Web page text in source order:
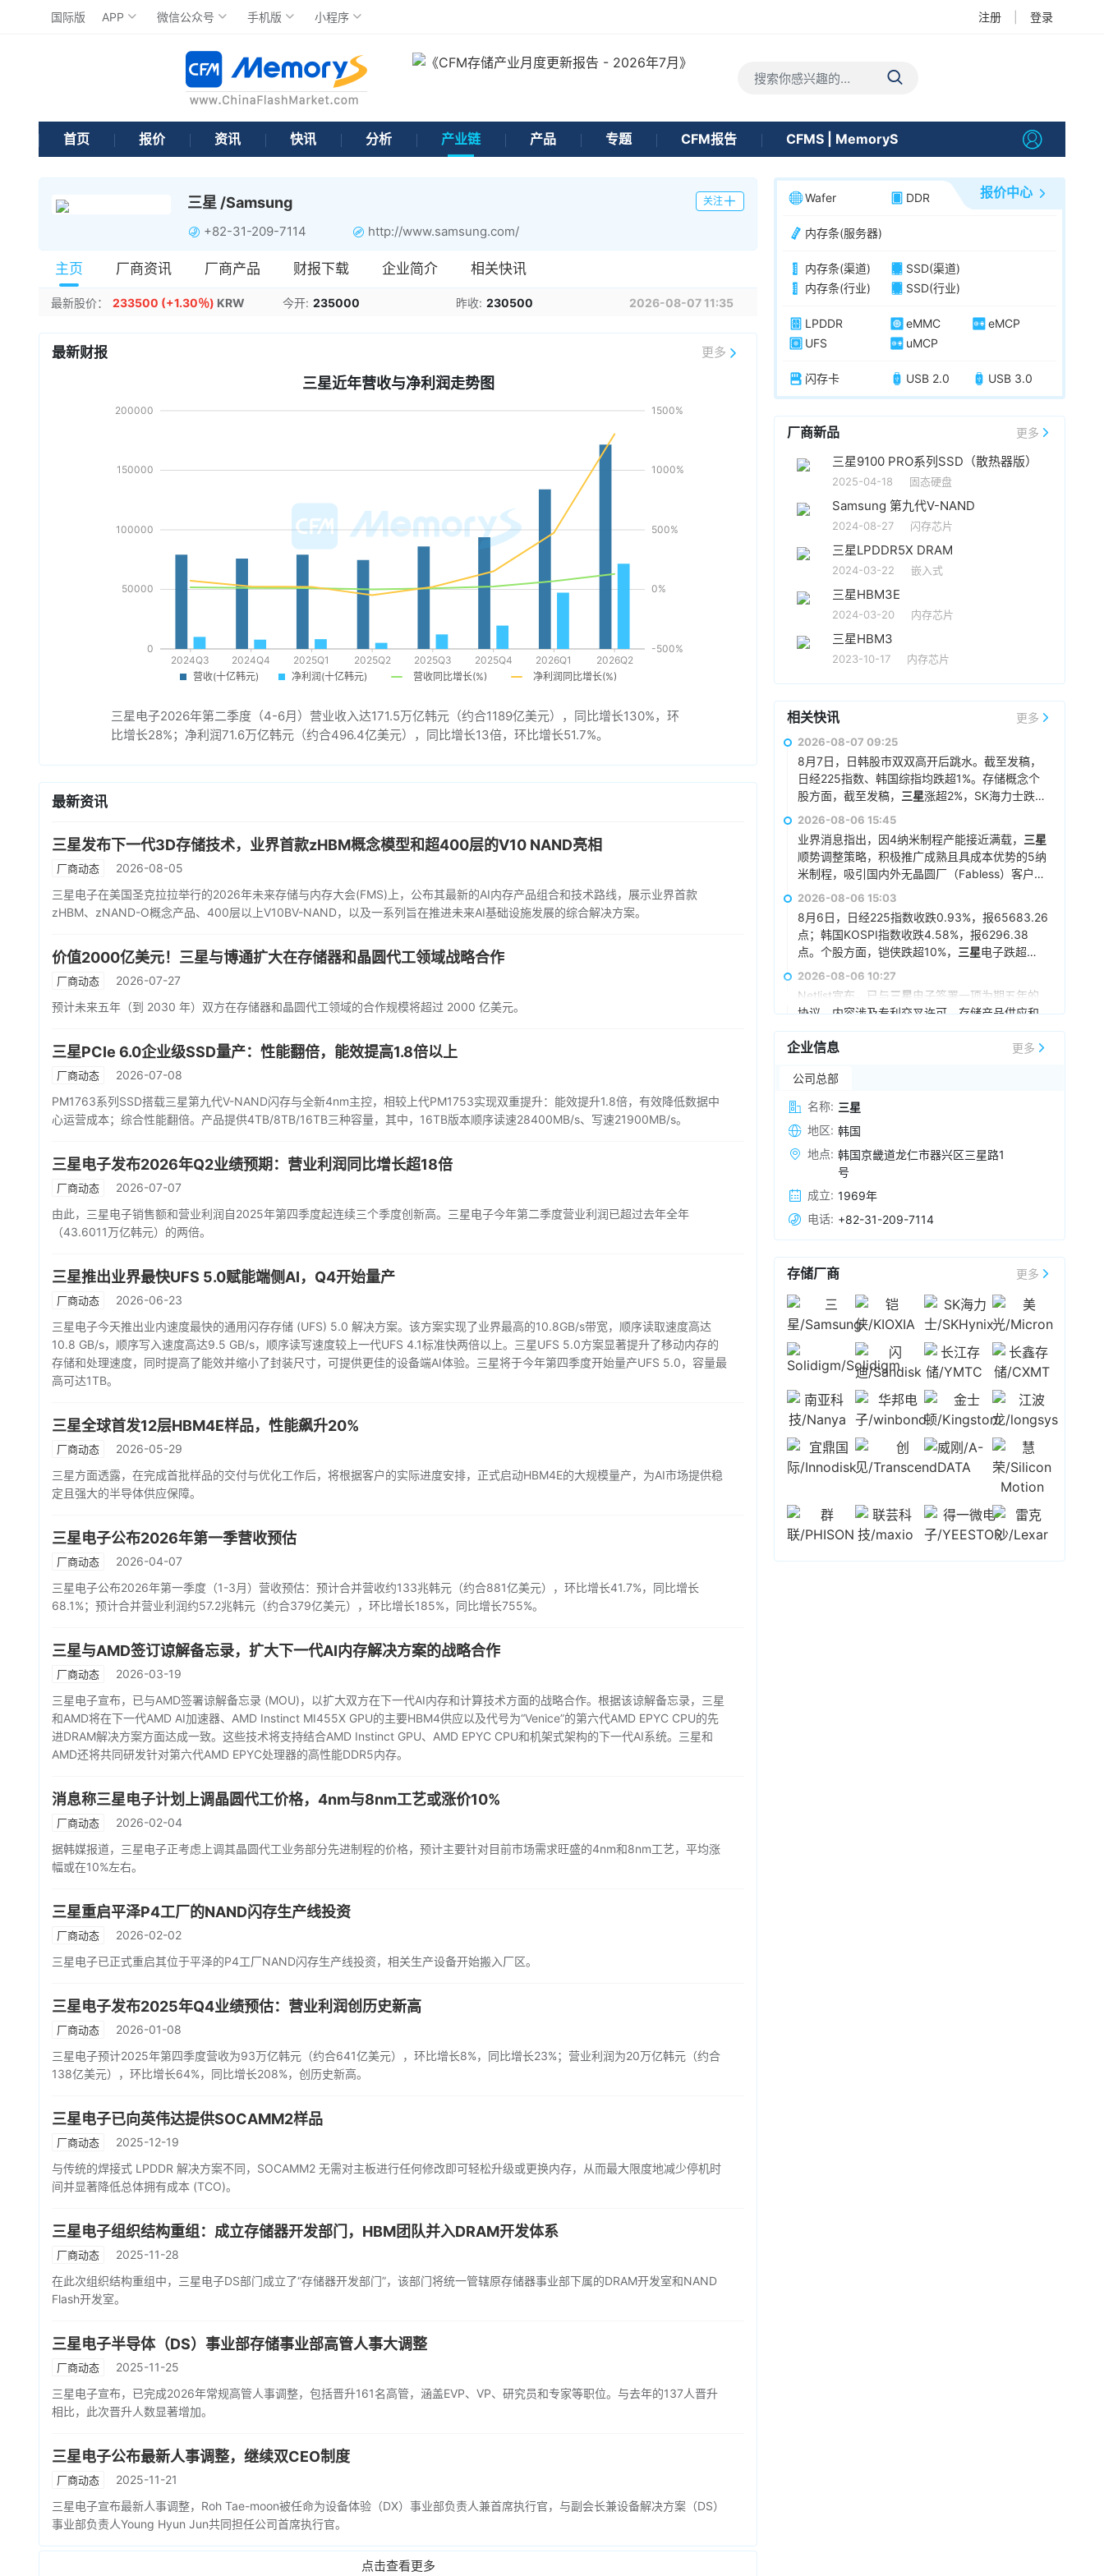
国际版 APP 微信公众号 手机版 小程序 注册 登录
首页 报价 资讯 快讯 分析 产业链 产品 专题 CFM报告 CFMS | MemoryS
三星 /Samsung 关注
+82-31-209-7114 http://www.samsung.com/
主页 厂商资讯 厂商产品 财报下载 企业简介 相关快讯
最新股价： 233500 (+1.30％) KRW 今开: 235000 昨收: 230500 2026-08-07 11:35
最新财报 更多
三星近年营收与净利润走势图
三星电子2026年第二季度（4-6月）营业收入达171.5万亿韩元（约合1189亿美元），同比增长130%，环
比增长28%；净利润71.6万亿韩元（约合496.4亿美元），同比增长13倍，环比增长51.7%。
最新资讯
三星发布下一代3D存储技术，业界首款zHBM概念模型和超400层的V10 NAND亮相
厂商动态
2026-08-05
三星电子在美国圣克拉拉举行的2026年未来存储与内存大会(FMS)上，公布其最新的AI内存产品组合和技术路线，展示业界首款
zHBM、zNAND-O概念产品、400层以上V10BV-NAND，以及一系列旨在推进未来AI基础设施发展的综合解决方案。
价值2000亿美元！三星与博通扩大在存储器和晶圆代工领域战略合作
厂商动态
2026-07-27
预计未来五年（到 2030 年）双方在存储器和晶圆代工领域的合作规模将超过 2000 亿美元。
三星PCIe 6.0企业级SSD量产：性能翻倍，能效提高1.8倍以上
厂商动态
2026-07-08
PM1763系列SSD搭载三星第九代V-NAND闪存与全新4nm主控，相较上代PM1753实现双重提升：能效提升1.8倍，有效降低数据中
心运营成本；综合性能翻倍。产品提供4TB/8TB/16TB三种容量，其中，16TB版本顺序读速28400MB/s、写速21900MB/s。
三星电子发布2026年Q2业绩预期：营业利润同比增长超18倍
厂商动态
2026-07-07
由此，三星电子销售额和营业利润自2025年第四季度起连续三个季度创新高。三星电子今年第二季度营业利润已超过去年全年
（43.6011万亿韩元）的两倍。
三星推出业界最快UFS 5.0赋能端侧AI，Q4开始量产
厂商动态
2026-06-23
三星电子今天推出业内速度最快的通用闪存存储 (UFS) 5.0 解决方案。该方案实现了业界最高的10.8GB/s带宽，顺序读取速度高达
10.8 GB/s，顺序写入速度高达9.5 GB/s，顺序读写速度较上一代UFS 4.1标准快两倍以上。三星UFS 5.0方案显著提升了移动内存的
存储和处理速度，同时提高了能效并缩小了封装尺寸，可提供更佳的设备端AI体验。三星将于今年第四季度开始量产UFS 5.0，容量最
高可达1TB。
三星全球首发12层HBM4E样品，性能飙升20%
厂商动态
2026-05-29
三星方面透露，在完成首批样品的交付与优化工作后，将根据客户的实际进度安排，正式启动HBM4E的大规模量产，为AI市场提供稳
定且强大的半导体供应保障。
三星电子公布2026年第一季营收预估
厂商动态
2026-04-07
三星电子公布2026年第一季度（1-3月）营收预估：预计合并营收约133兆韩元（约合881亿美元），环比增长41.7%，同比增长
68.1%；预计合并营业利润约57.2兆韩元（约合379亿美元），环比增长185%，同比增长755%。
三星与AMD签订谅解备忘录，扩大下一代AI内存解决方案的战略合作
厂商动态
2026-03-19
三星电子宣布，已与AMD签署谅解备忘录 (MOU)，以扩大双方在下一代AI内存和计算技术方面的战略合作。根据该谅解备忘录，三星
和AMD将在下一代AMD AI加速器、AMD Instinct MI455X GPU的主要HBM4供应以及代号为“Venice”的第六代AMD EPYC CPU的先
进DRAM解决方案方面达成一致。这些技术将支持结合AMD Instinct GPU、AMD EPYC CPU和机架式架构的下一代AI系统。三星和
AMD还将共同研发针对第六代AMD EPYC处理器的高性能DDR5内存。
消息称三星电子计划上调晶圆代工价格，4nm与8nm工艺或涨价10%
厂商动态
2026-02-04
据韩媒报道，三星电子正考虑上调其晶圆代工业务部分先进制程的价格，预计主要针对目前市场需求旺盛的4nm和8nm工艺，平均涨
幅或在10%左右。
三星重启平泽P4工厂的NAND闪存生产线投资
厂商动态
2026-02-02
三星电子已正式重启其位于平泽的P4工厂NAND闪存生产线投资，相关生产设备开始搬入厂区。
三星电子发布2025年Q4业绩预估：营业利润创历史新高
厂商动态
2026-01-08
三星电子预计2025年第四季度营收为93万亿韩元（约合641亿美元），环比增长8%，同比增长23%；营业利润为20万亿韩元（约合
138亿美元），环比增长64%，同比增长208%，创历史新高。
三星电子已向英伟达提供SOCAMM2样品
厂商动态
2025-12-19
与传统的焊接式 LPDDR 解决方案不同，SOCAMM2 无需对主板进行任何修改即可轻松升级或更换内存，从而最大限度地减少停机时
间并显著降低总体拥有成本 (TCO)。
三星电子组织结构重组：成立存储器开发部门，HBM团队并入DRAM开发体系
厂商动态
2025-11-28
在此次组织结构重组中，三星电子DS部门成立了“存储器开发部门”，该部门将统一管辖原存储器事业部下属的DRAM开发室和NAND
Flash开发室。
三星电子半导体（DS）事业部存储事业部高管人事大调整
厂商动态
2025-11-25
三星电子宣布，已完成2026年常规高管人事调整，包括晋升161名高管，涵盖EVP、VP、研究员和专家等职位。与去年的137人晋升
相比，此次晋升人数显著增加。
三星电子公布最新人事调整，继续双CEO制度
厂商动态
2025-11-21
三星电子宣布最新人事调整，Roh Tae-moon被任命为设备体验（DX）事业部负责人兼首席执行官，与副会长兼设备解决方案（DS）
事业部负责人Young Hyun Jun共同担任公司首席执行官。
点击查看更多
报价中心
Wafer DDR
内存条(服务器)
内存条(渠道)
SSD(渠道)
内存条(行业)
SSD(行业)
LPDDR eMMC
eMCP
UFS
uMCP
闪存卡 USB 2.0 USB 3.0
厂商新品 更多
三星9100 PRO系列SSD（散热器版）
2025-04-18 固态硬盘
Samsung 第九代V-NAND
2024-08-27 闪存芯片
三星LPDDR5X DRAM
2024-03-22 嵌入式
三星HBM3E
2024-03-20 内存芯片
三星HBM3
2023-10-17 内存芯片
相关快讯 更多
2026-08-07 09:25
8月7日，日韩股市双双高开后跳水。截至发稿，
日经225指数、韩国综指均跌超1%。存储概念个
股方面，截至发稿， 三星涨超2%，SK海力士跌超
1%，铠侠跌超6%。
2026-08-06 15:45
业界消息指出，因4纳米制程产能接近满载， 三星
顺势调整策略，积极推广成熟且具成本优势的5纳
米制程，吸引国内外无晶圆厂（Fabless）客户采
用。据悉，4nm产线的高利用率主要归功于
于5nm制程同样适用于高性能服务器芯片的制
造，海外无晶圆厂公司的授权协议持续签署，近
三、四个月以来，客户对5纳米制程的需求显著增
加。
2026-08-06 15:03
8月6日，日经225指数收跌0.93%，报65683.26
点；韩国KOSPI指数收跌4.58%，报6296.38
点。个股方面，铠侠跌超10%， 三星电子跌超
6%，SK海力士跌超10%。
2026-08-06 10:27
Netlist宣布，已与 三星 电子签署一项为期五年的
协议，内容涉及专利交叉许可、存储产品供应和
技术合作。根据这项协议，三星电子可以利用
Netlist的全部专利组合，包括服务器双列直插式
术。两家公司已同意解决所有未决的法律纠纷，
并相互放弃相关索赔和法律责任。
Netlist支付2.39 亿美元预付授权费，以及从今年
第三季度到 2031 年第二季度的 20 个季度（5
年）内，每季度支付最高 3290 万美元的季度许
可费，该费用与
2026-08-05 18:47
据韩国媒体报道，苹果近期考虑将长鑫存储纳入
能设备的制造成本压力。然而，双方在移动
DRAM（如LPDDR5X）的降价谈判中陷入僵局。
态其内存采购报价将坚持与三星电子和SK海力士
相近或更高。
2026-08-05 11:15
据韩媒报道，韩国股东权益组织8月5日表示，其
三星电子和SK海力士高管薪酬协议提出的举
织于7月22日向韩国国家调查本部举报
名首席执行官全永铉、卢泰文以及SK海力士首席
执行官郭鲁正，指控三人涉嫌违反信任义务。该
组织认为，两家公司以经营利润为资金来源发放
的业绩奖金不应纳入劳资集体谈判范围，并指责
求，可能导致公司资产流失。
三星 在FMS 2026上，发布了业界首款zHBM和
AI 计算而设计，将 HBM​​ 垂直堆叠在 AI 加速器正
上方，突破了 HBM 与处理器并排放置的传统设
计。其存储密度可达到 HBM5 的十倍以上，同时
能效提高三倍，热阻降低一半以上，最大限度地
提高高容量、高带宽系统的稳定性和能效。三星
还推出了基于其V-NAND技术的下一代高性能
NAND解决方案zNAND-O，目前正在开发四层和
NAND架构的超400层的V10 BV-NAND闪存，存
储密度比上一代产品（V9）提高了约 58%。
8月5日早间，日韩股市开盘上涨。截至发稿，日
经225指数涨超2%，韩国综指涨超3%。存储概念
个股方面，截至发稿，
三星涨超2%，SK海力士涨
超5%，铠侠涨超11%。
2026-08-03 16:30
门目前的产能利用率大概为70%至80%。受美国
大型科技公司对高带宽内存（HBM）基片和先进
产品的需求驱动，鉴于当前订单积压和合同进展
情况，该部门的目标是在今年下半年实现100%的
产能利用率。三星内外普遍认为该目标大概率能
够实现，为部门持续许久的亏损局面带来转机。
据预计，晶圆代工部门最早可能在Q3恢复盈利。
2026-08-03 09:20
8月3日，日韩股市开盘走弱。截止发稿，日经
225指数跌超2%，韩国综指跌超4%。存储概念个
5%，铠侠跌超10%。
企业信息 更多
公司总部
名称: 三星
地区: 韩国
地点: 韩国京畿道龙仁市器兴区三星路1
号
成立: 1969年
电话: +82-31-209-7114
存储厂商 更多